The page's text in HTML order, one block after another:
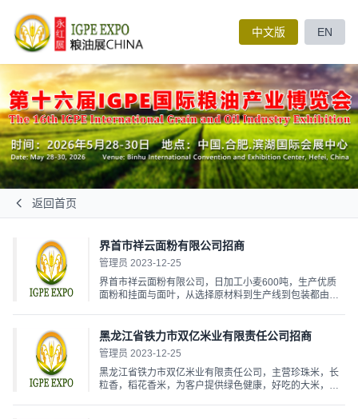
中文版 EN
返回首页
界首市祥云面粉有限公司招商
管理员 2023-12-25
界首市祥云面粉有限公司，日加工小麦600吨，生产优质
面粉和挂面与面叶，从选择原材料到生产线到包装都由老
黑龙江省铁力市双亿米业有限责任公司招商
管理员 2023-12-25
黑龙江省铁力市双亿米业有限责任公司，主营珍珠米，长
粒香，稻花香米，为客户提供绿色健康，好吃的大米，双